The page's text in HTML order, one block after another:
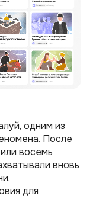
одним из
После
восемь
вновь
для